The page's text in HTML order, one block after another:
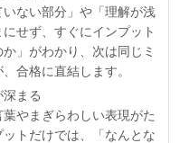
ない部分」や「理解が浅
せず、すぐにインプット
」がわかり、次は同じミ
合格に直結します。
まる
やまぎらわしい表現がた
トだけでは、「なんとな